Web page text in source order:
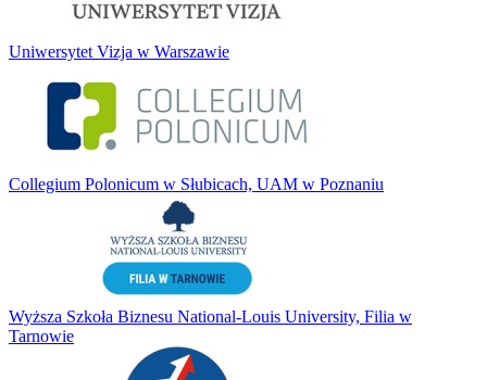
Uniwersytet Vizja w Warszawie
Collegium Polonicum w Słubicach, UAM w Poznaniu
Wyższa Szkoła Biznesu National-Louis University, Filia w
Tarnowie